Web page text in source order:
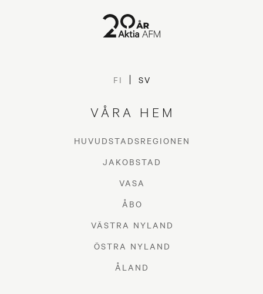
FI SV
VÅRA HEM
HUVUDSTADSREGIONEN
JAKOBSTAD
VASA
ÅBO
VÄSTRA NYLAND
ÖSTRA NYLAND
ÅLAND